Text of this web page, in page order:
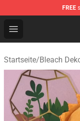
FREE
Open menu
Bleach Store -
Startseite/Bleach